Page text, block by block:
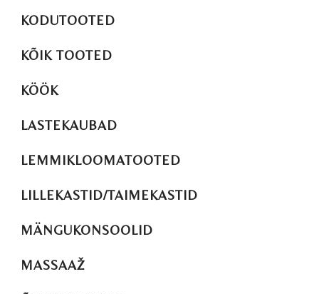
KODUTOOTED
KÕIK TOOTED
KÖÖK
LASTEKAUBAD
LEMMIKLOOMATOOTED
LILLEKASTID/TAIMEKASTID
MÄNGUKONSOOLID
MASSAAŽ